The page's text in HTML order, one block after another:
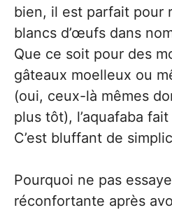
bien, il est parfait pour
blancs d’œufs dans
Que ce soit pour des
gâteaux moelleux ou
(oui, ceux-là mêmes
plus tôt), l’aquafaba
C’est bluffant de
Pourquoi ne pas
réconfortante après